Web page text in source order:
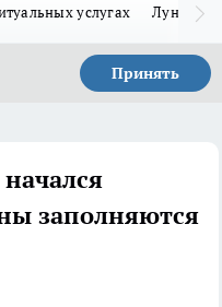
услугах Лунно-
Принять
заполняются